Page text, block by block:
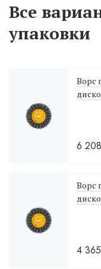
Все
упаковки
Ворс
6
Ворс
4